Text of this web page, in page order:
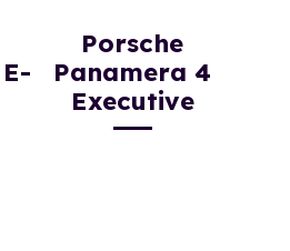
Porsche
Panamera 4
Executive